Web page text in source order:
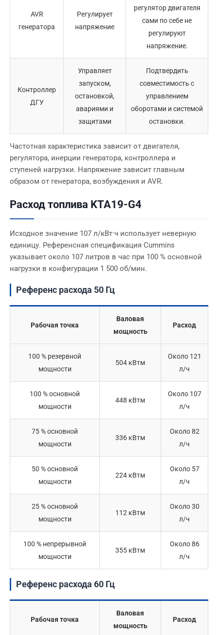
AVR
генератора
Регулирует
напряжение
регулятор двигателя
сами по себе не
регулируют
напряжение.
Контроллер
ДГУ
Управляет
запуском,
остановкой,
авариями и
защитами
Подтвердить
совместимость с
управлением
оборотами и системой
остановки.
Частотная характеристика зависит от двигателя,
регулятора, инерции генератора, контроллера и
ступеней нагрузки. Напряжение зависит главным
образом от генератора, возбуждения и AVR.
Расход топлива KTA19-G4
Исходное значение 107 л/кВт·ч использует неверную
единицу. Референсная спецификация Cummins
указывает около 107 литров в час при 100 % основной
нагрузки в конфигурации 1 500 об/мин.
Референс расхода 50 Гц
Рабочая точка
Валовая
мощность
Расход
100 % резервной
мощности
504 кВтм
Около 121
л/ч
100 % основной
мощности
448 кВтм
Около 107
л/ч
75 % основной
мощности
336 кВтм
Около 82
л/ч
50 % основной
мощности
224 кВтм
Около 57
л/ч
25 % основной
мощности
112 кВтм
Около 30
л/ч
100 % непрерывной
мощности
355 кВтм
Около 86
л/ч
Референс расхода 60 Гц
Рабочая точка
Валовая
мощность
Расход